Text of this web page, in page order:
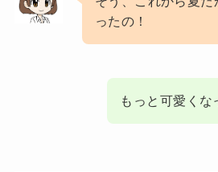
ったの！
もっと可愛くな